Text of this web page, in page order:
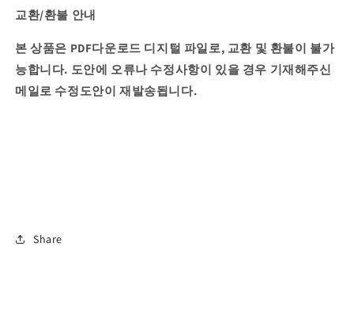
교환/환불 안내
본 상품은 PDF다운로드 디지털 파일로, 교환 및 환불이 불가
능합니다. 도안에 오류나 수정사항이 있을 경우 기재해주신
메일로 수정도안이 재발송됩니다.
Share